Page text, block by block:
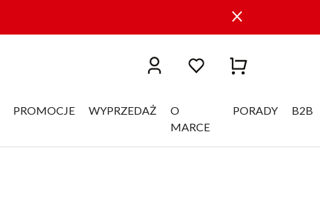
PROMOCJE WYPRZEDAŻ
O
MARCE
PORADY B2B